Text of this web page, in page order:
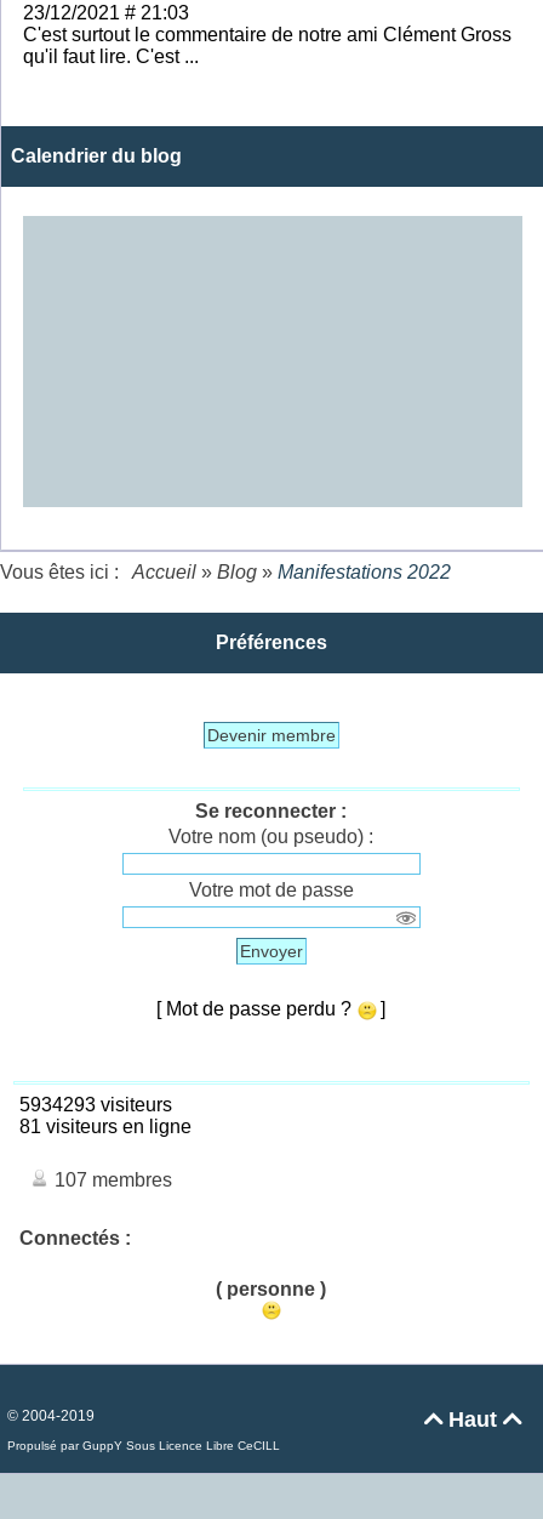
23/12/2021 # 21:03
C'est surtout le commentaire de notre ami Clément Gross
qu'il faut lire. C'est ...
Calendrier du blog
Vous êtes ici : Accueil » Blog » Manifestations 2022
Préférences
Devenir membre
Se reconnecter :
Votre nom (ou pseudo) :
Votre mot de passe
Envoyer
[ Mot de passe perdu ? ]
5934293 visiteurs
81 visiteurs en ligne
107 membres
Connectés :
( personne )
Haut 
© 2004-2019
Propulsé par GuppY Sous Licence Libre CeCILL